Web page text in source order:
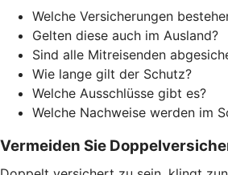
Welche Versicherungen
Gelten diese auch im Ausland?
Sind alle Mitreisenden
Wie lange gilt der Schutz?
Welche Ausschlüsse gibt es?
Welche Nachweise werden im
Vermeiden Sie